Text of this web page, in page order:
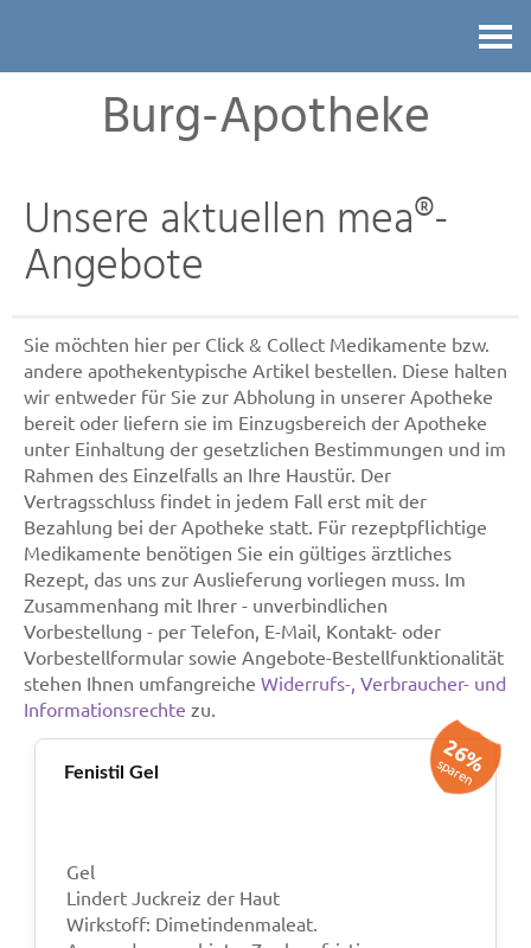
Burg-Apotheke
Unsere aktuellen mea®-
Angebote
Sie möchten hier per Click & Collect Medikamente bzw.
andere apothekentypische Artikel bestellen. Diese halten
wir entweder für Sie zur Abholung in unserer Apotheke
bereit oder liefern sie im Einzugsbereich der Apotheke
unter Einhaltung der gesetzlichen Bestimmungen und im
Rahmen des Einzelfalls an Ihre Haustür. Der
Vertragsschluss findet in jedem Fall erst mit der
Bezahlung bei der Apotheke statt. Für rezeptpflichtige
Medikamente benötigen Sie ein gültiges ärztliches
Rezept, das uns zur Auslieferung vorliegen muss. Im
Zusammenhang mit Ihrer - unverbindlichen
Vorbestellung - per Telefon, E-Mail, Kontakt- oder
Vorbestellformular sowie Angebote-Bestellfunktionalität
stehen Ihnen umfangreiche Widerrufs-, Verbraucher- und
Informationsrechte zu.
Fenistil Gel 26%
sparen
Gel
Lindert Juckreiz der Haut
Wirkstoff: Dimetindenmaleat.